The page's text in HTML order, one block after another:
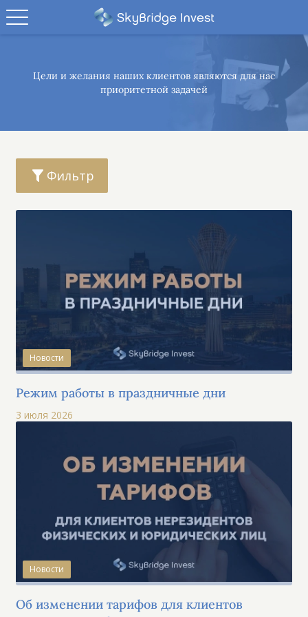
Цели и желания наших клиентов являются для нас
приоритетной задачей
Фильтр
Новости
Режим работы в праздничные дни
3 июля 2026
Новости
Об изменении тарифов для клиентов